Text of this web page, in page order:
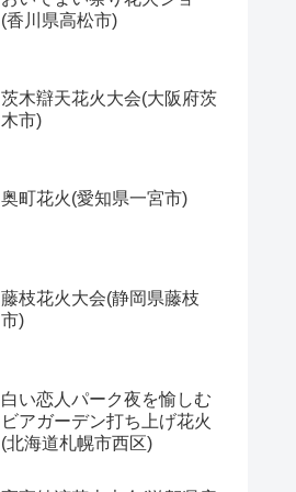
(香川県高松市)
茨木辯天花火大会(大阪府茨
木市)
奥町花火(愛知県一宮市)
藤枝花火大会(静岡県藤枝
市)
白い恋人パーク夜を愉しむ
ビアガーデン打ち上げ花火
(北海道札幌市西区)